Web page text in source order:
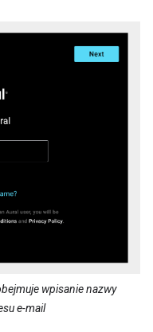
wpisanie nazwy
e-mail